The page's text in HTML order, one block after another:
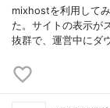
mixhostを利用して
た。サイトの表示が
抜群で、運営中にダ